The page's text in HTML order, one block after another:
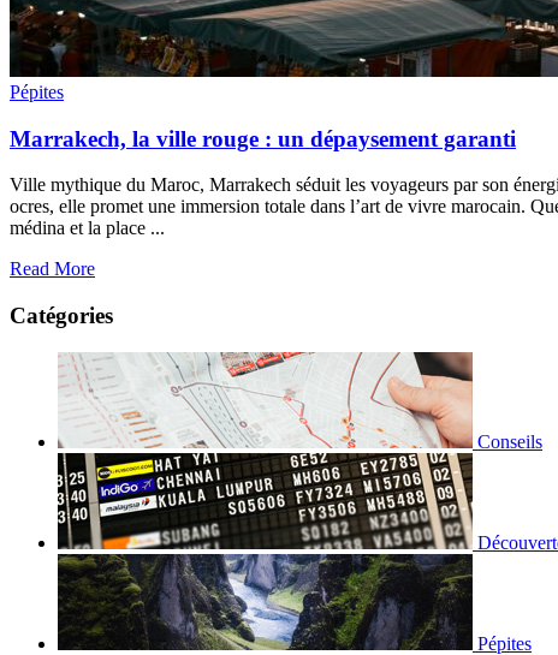
Pépites
Marrakech, la ville rouge : un dépaysement garanti
Ville mythique du Maroc, Marrakech séduit les voyageurs par son
ocres, elle promet une immersion totale dans l’art de vivre marocain.
médina et la place ...
Read More
Catégories
Conseils
Pépites